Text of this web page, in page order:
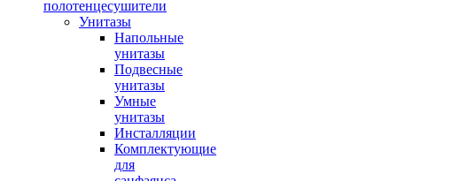
полотенцесушители
Унитазы
Напольные
унитазы
Подвесные
унитазы
Умные
унитазы
Инсталляции
Комплектующие
для